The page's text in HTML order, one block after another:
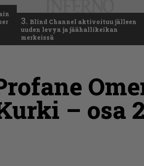
3. Blind Channel aktivoituu jälleen
uuden levyn ja jäähallikeikan
merkeissä
– osa